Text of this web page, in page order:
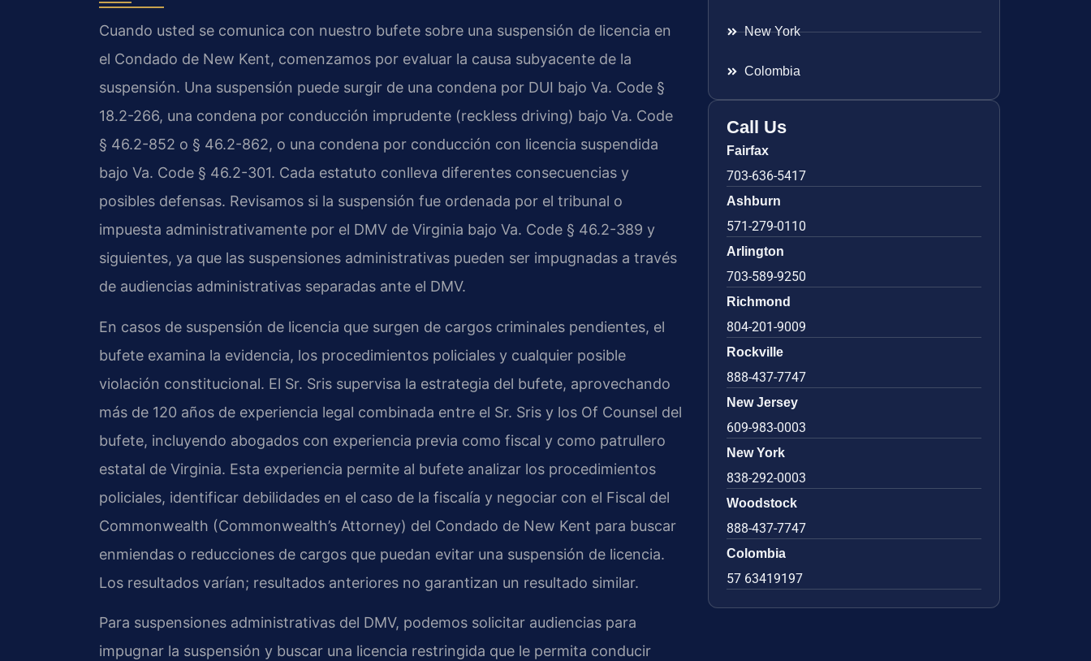
Cuando usted se comunica con nuestro bufete sobre una suspensión de licencia en
el Condado de New Kent, comenzamos por evaluar la causa subyacente de la
suspensión. Una suspensión puede surgir de una condena por DUI bajo Va. Code §
18.2-266, una condena por conducción imprudente (reckless driving) bajo Va. Code
§ 46.2-852 o § 46.2-862, o una condena por conducción con licencia suspendida
bajo Va. Code § 46.2-301. Cada estatuto conlleva diferentes consecuencias y
posibles defensas. Revisamos si la suspensión fue ordenada por el tribunal o
impuesta administrativamente por el DMV de Virginia bajo Va. Code § 46.2-389 y
siguientes, ya que las suspensiones administrativas pueden ser impugnadas a través
de audiencias administrativas separadas ante el DMV.
En casos de suspensión de licencia que surgen de cargos criminales pendientes, el
bufete examina la evidencia, los procedimientos policiales y cualquier posible
violación constitucional. El Sr. Sris supervisa la estrategia del bufete, aprovechando
más de 120 años de experiencia legal combinada entre el Sr. Sris y los Of Counsel del
bufete, incluyendo abogados con experiencia previa como fiscal y como patrullero
estatal de Virginia. Esta experiencia permite al bufete analizar los procedimientos
policiales, identificar debilidades en el caso de la fiscalía y negociar con el Fiscal del
Commonwealth (Commonwealth’s Attorney) del Condado de New Kent para buscar
enmiendas o reducciones de cargos que puedan evitar una suspensión de licencia.
Los resultados varían; resultados anteriores no garantizan un resultado similar.
Para suspensiones administrativas del DMV, podemos solicitar audiencias para
impugnar la suspensión y buscar una licencia restringida que le permita conducir
New York
Colombia
Call Us
Fairfax
703-636-5417
Ashburn
571-279-0110
Arlington
703-589-9250
Richmond
804-201-9009
Rockville
888-437-7747
New Jersey
609-983-0003
New York
838-292-0003
Woodstock
888-437-7747
Colombia
57 63419197